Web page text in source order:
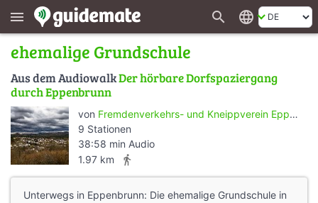
menu search language
ehemalige Grundschule
Aus dem AudiowalkDer hörbare Dorfspaziergang
durch Eppenbrunn
von Fremdenverkehrs- und Kneippverein Eppenbrunn e.V.
9 Stationen
38:58 min Audio
1.97 km
directions_walk
Unterwegs in Eppenbrunn: Die ehemalige Grundschule in